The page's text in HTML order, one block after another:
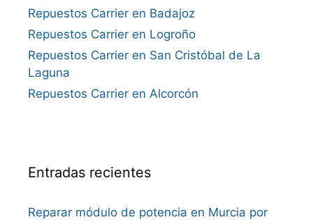
Repuestos Carrier en Badajoz
Repuestos Carrier en Logroño
Repuestos Carrier en San Cristóbal de La
Laguna
Repuestos Carrier en Alcorcón
Entradas recientes
Reparar módulo de potencia en Murcia por